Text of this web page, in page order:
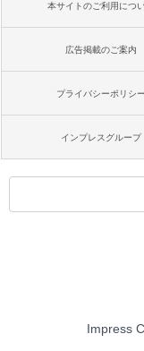
本サイトのご利用につ
広告掲載のご案内
プライバシーポリシー
インプレスグループ
Impress